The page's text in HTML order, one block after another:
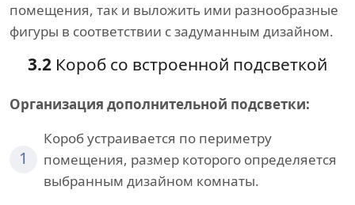
помещения, так и выложить ими разнообразные
фигуры в соответствии с задуманным дизайном.
3.2 Короб со встроенной подсветкой
Организация дополнительной подсветки:
1
Короб устраивается по периметру
помещения, размер которого определяется
выбранным дизайном комнаты.